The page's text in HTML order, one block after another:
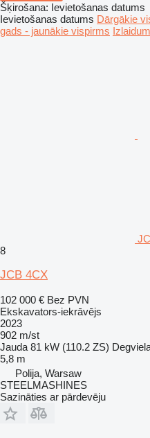
Šķirošana: Ievietošanas datums
Ievietošanas datums Dārgākie
gads - jaunākie vispirms
8
JCB 4CX
102 000 € Bez PVN
Ekskavators-iekrāvējs
2023
902 m/st
Jauda 81 kW (110.2 ZS)
5,8 m
Polija, Warsaw
STEELMASHINES
Sazināties ar pārdevēju